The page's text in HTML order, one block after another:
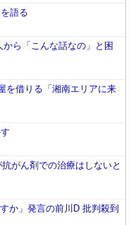
語る
ら「こんな話なの」と困
を借りる「湘南エリアに来
がん剤での治療はしないと
か」発言の前川D 批判殺到